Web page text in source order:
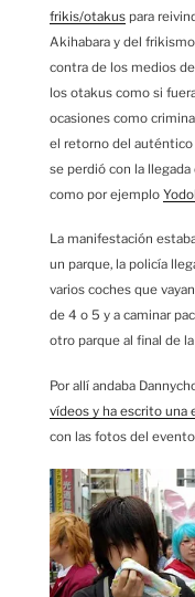
frikis/otakus para
Akihabara y del
contra de los medios
los otakus como si
ocasiones como
el retorno del auténtico
se perdió con la
como por ejemplo
La manifestación
un parque, la policía
varios coches que
de 4 o 5 y a caminar
otro parque al final de
Por allí andaba
vídeos y ha escrito una
con las fotos del